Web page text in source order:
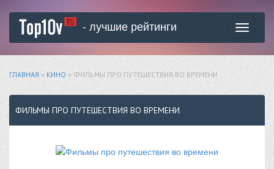
Toggle
- лучшие рейтинги
ГЛАВНАЯ »КИНО» ФИЛЬМЫ ПРО ПУТЕШЕСТВИЯ ВО ВРЕМЕНИ
ФИЛЬМЫ ПРО ПУТЕШЕСТВИЯ ВО ВРЕМЕНИ